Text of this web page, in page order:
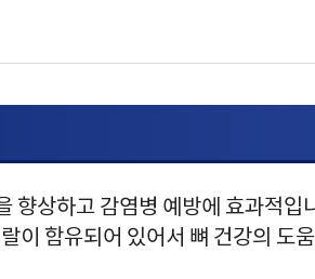
향상하고 감염병 예방에 효과적입
이 함유되어 있어서 뼈 건강의 도